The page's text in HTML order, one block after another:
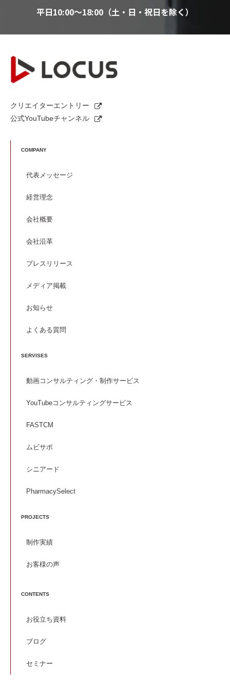
平日10:00～18:00（土・日・祝日を除く）
クリエイターエントリー
公式YouTubeチャンネル
COMPANY
代表メッセージ
経営理念
会社概要
会社沿革
プレスリリース
メディア掲載
お知らせ
よくある質問
SERVISES
動画コンサルティング・制作サービス
YouTubeコンサルティングサービス
FASTCM
ムビサポ
シニアード
PharmacySelect
PROJECTS
制作実績
お客様の声
CONTENTS
お役立ち資料
ブログ
セミナー